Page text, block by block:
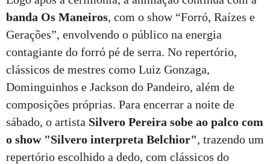
banda Os Maneiros, com o show “Forró, Raízes e
Gerações”, envolvendo o público na energia
contagiante do forró pé de serra. No repertório,
clássicos de mestres como Luiz Gonzaga,
Dominguinhos e Jackson do Pandeiro, além de
composições próprias. Para encerrar a noite de
sábado, o artista Silvero Pereira sobe ao palco com
o show "Silvero interpreta Belchior", trazendo um
repertório escolhido a dedo, com clássicos do